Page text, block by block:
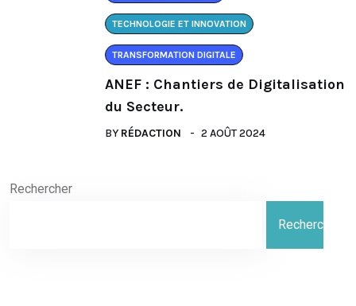
TECHNOLOGIE ET INNOVATION
TRANSFORMATION DIGITALE
ANEF : Chantiers de Digitalisation
du Secteur.
BY RÉDACTION 2 AOÛT 2024
Rechercher
Rechercher